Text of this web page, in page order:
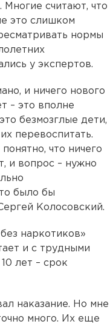
считают, что
это слишком
нормы
у экспертов.
и ничего нового
– это вполне
безмозглые дети,
перевоспитать.
что ничего
и вопрос – нужно
было бы
Колосовский.
наркотиков»
и с трудными
лет – срок
наказание. Но мне
много. Их еще